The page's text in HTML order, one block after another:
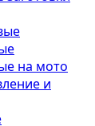
на мото
и